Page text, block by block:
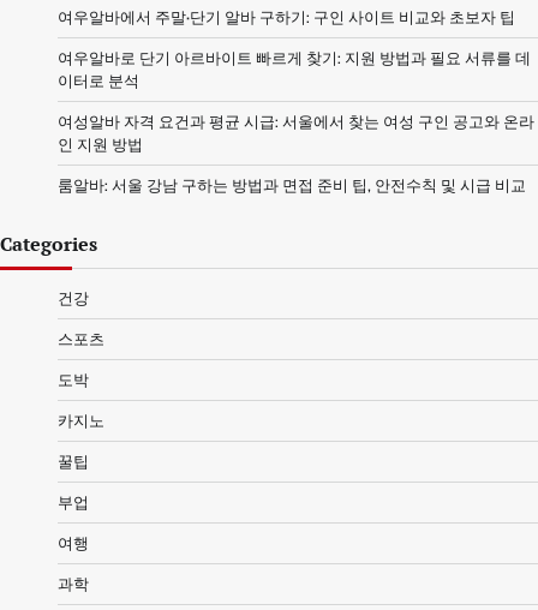
여우알바에서 주말·단기 알바 구하기: 구인 사이트 비교와 초보자 팁
여우알바로 단기 아르바이트 빠르게 찾기: 지원 방법과 필요 서류를 데
이터로 분석
여성알바 자격 요건과 평균 시급: 서울에서 찾는 여성 구인 공고와 온라
인 지원 방법
룸알바: 서울 강남 구하는 방법과 면접 준비 팁, 안전수칙 및 시급 비교
Categories
건강
스포츠
도박
카지노
꿀팁
부업
여행
과학